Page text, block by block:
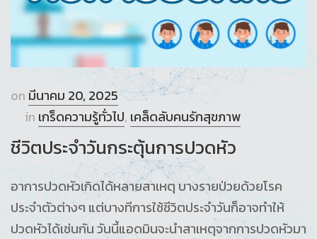
on มีนาคม 20, 2025
in เกร็ดความรู้ทั่วไป, เคล็ดลับคนรักสุขภาพ
ชีวิตประจำวันกระตุ้นการปวดหัว
อาการปวดหัวเกิดได้หลายสาเหตุ บางรายป่วยด้วยโรค
ประจำตัวต่างๆ แต่บางทีการใช้ชีวิตประจำวันก็อาจทำให้
ปวดหัวได้เช่นกัน วันนี้แอดมินจะนำสาเหตุจากการปวดหัวมา